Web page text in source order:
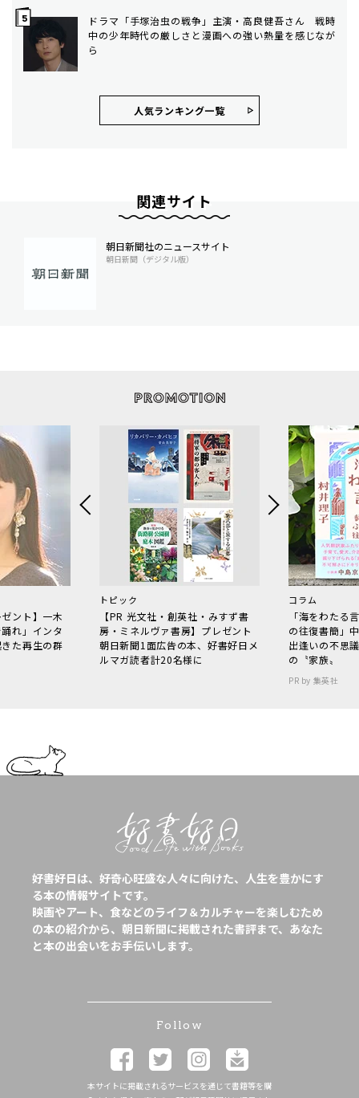
ドラマ「手塚治虫の戦争」主演・高良健吾さん 戦時
中の少年時代の厳しさと漫画への強い熱量を感じなが
ら
人気ランキング⼀覧
関連サイト
朝日新聞社のニュースサイト
朝日新聞（デジタル版）
ント】一木
れ」インタ
た再生の群
トピック
【PR 光文社・創英社・みすず書
房・ミネルヴァ書房】プレゼント
朝日新聞1面広告の本、好書好日メ
ルマガ読者計20名様に
コラム
「海をわた
の往復書簡」
出逢いの不思
の〝家族〟
PR by 集英社
好書好日は、好奇心旺盛な人々に向けた、人生を豊かにす
る本の情報サイトです。
映画やアート、食などのライフ＆カルチャーを楽しむため
の本の紹介から、朝日新聞に掲載された書評まで、あなた
と本の出会いをお手伝いします。
Follow
本サイトに掲載されるサービスを通じて書籍等を購